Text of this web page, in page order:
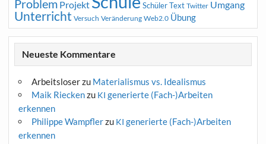
Problem Projekt Schüler Text Twitter Umgang
Unterricht Versuch Veränderung Web2.0 Übung
Neueste Kommentare
Arbeitsloserzu Materialismus vs. Idealismus
Maik Rieckenzu KI generierte (Fach-)Arbeiten
erkennen
Philippe Wampflerzu KI generierte (Fach-)Arbeiten
erkennen